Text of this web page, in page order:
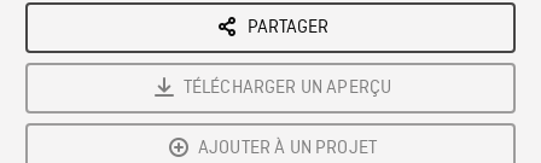
PARTAGER
TÉLÉCHARGER UN APERÇU
AJOUTER À UN PROJET